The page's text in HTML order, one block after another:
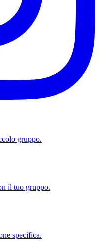
gruppo.
il tuo gruppo.
specifica.